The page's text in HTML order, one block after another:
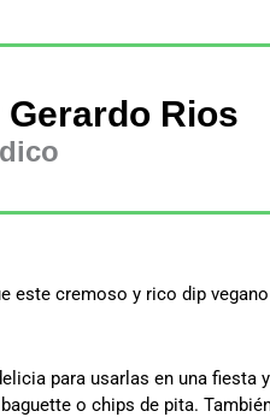
Gerardo Rios
este cremoso y rico dip
para usarlas en una
o chips de pita.